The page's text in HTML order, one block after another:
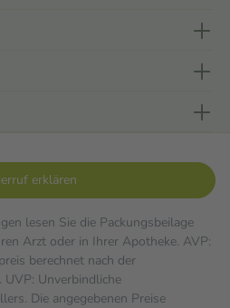
erklären
lesen Sie die Packungsbeilage
Arzt oder in Ihrer Apotheke. AVP:
berechnet nach der
Unverbindliche
Die angegebenen Preise